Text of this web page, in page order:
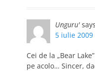
Unguru'
5 iulie 2009
Cei de la „Bear
pe acolo… Sincer,